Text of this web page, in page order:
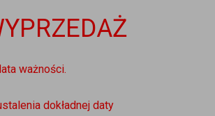
ważności.
dokładnej daty